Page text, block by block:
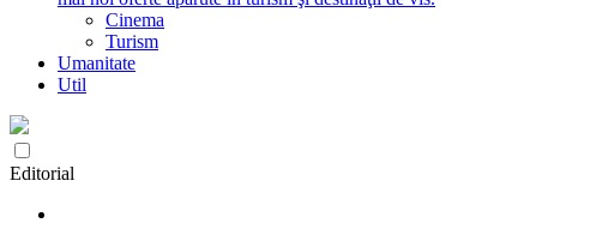
Cinema
Turism
Umanitate
Util
Editorial